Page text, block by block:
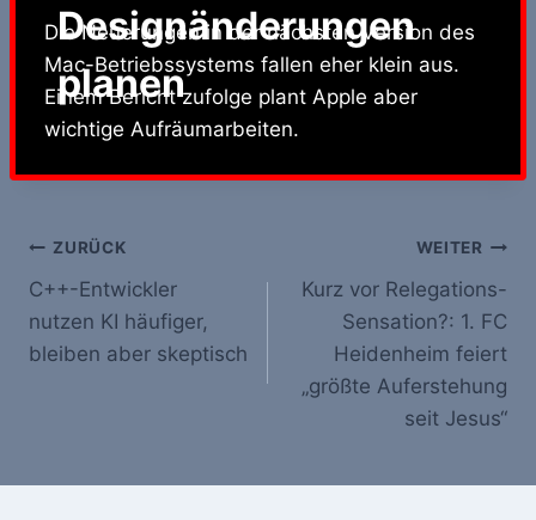
Designänderungen
planen
Die Neuerungen in der nächsten Version des
Mac-Betriebssystems fallen eher klein aus.
Einem Bericht zufolge plant Apple aber
wichtige Aufräumarbeiten.
Beitrags-
Navigation
ZURÜCK
C++-Entwickler
nutzen KI häufiger,
bleiben aber skeptisch
WEITER
Kurz vor Relegations-
Sensation?: 1. FC
Heidenheim feiert
„größte Auferstehung
seit Jesus“